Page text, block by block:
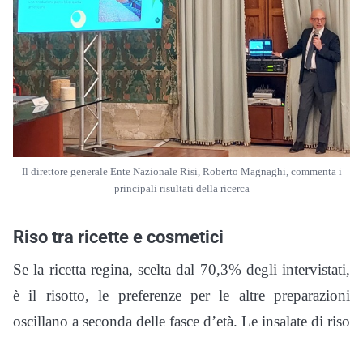
Il direttore generale Ente Nazionale Risi, Roberto Magnaghi, commenta i
principali risultati della ricerca
Riso tra ricette e cosmetici
Se la ricetta regina, scelta dal 70,3% degli intervistati,
è il risotto, le preferenze per le altre preparazioni
oscillano a seconda delle fasce d’età. Le insalate di riso